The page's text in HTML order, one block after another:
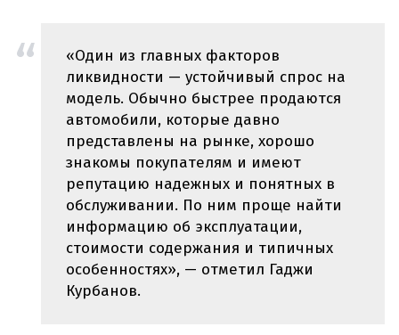
«Один из главных факторов
ликвидности — устойчивый спрос на
модель. Обычно быстрее продаются
автомобили, которые давно
представлены на рынке, хорошо
знакомы покупателям и имеют
репутацию надежных и понятных в
обслуживании. По ним проще найти
информацию об эксплуатации,
стоимости содержания и типичных
особенностях», — отметил Гаджи
Курбанов.